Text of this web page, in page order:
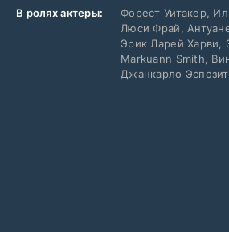
В ролях актеры:
Форест Уитакер,
Люси Фрай,
Эрик Ларей Харви,
Markuann Smith,
Джанкарло